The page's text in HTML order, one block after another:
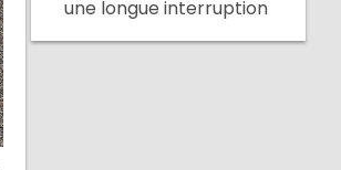
une longue interruption